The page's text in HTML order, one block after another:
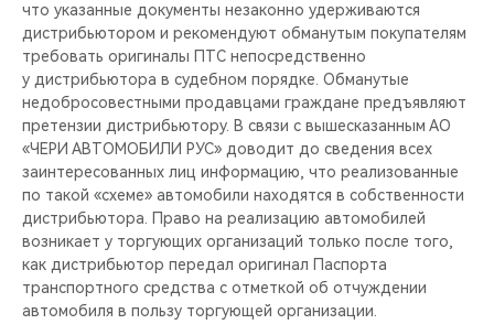
что указанные документы незаконно удерживаются
дистрибьютором и рекомендуют обманутым покупателям
требовать оригиналы ПТС непосредственно
у дистрибьютора в судебном порядке. Обманутые
недобросовестными продавцами граждане предъявляют
претензии дистрибьютору. В связи с вышесказанным АО
«ЧЕРИ АВТОМОБИЛИ РУС» доводит до сведения всех
заинтересованных лиц информацию, что реализованные
по такой «схеме» автомобили находятся в собственности
дистрибьютора. Право на реализацию автомобилей
возникает у торгующих организаций только после того,
как дистрибьютор передал оригинал Паспорта
транспортного средства с отметкой об отчуждении
автомобиля в пользу торгующей организации.